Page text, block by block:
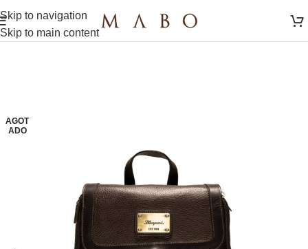
Skip to navigation
Skip to main content
AGOT
ADO